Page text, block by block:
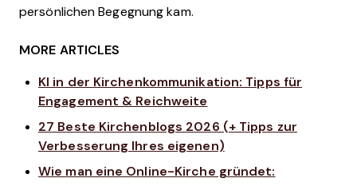
persönlichen Begegnung kam.
MORE ARTICLES
KI in der Kirchenkommunikation: Tipps für
Engagement & Reichweite
27 Beste Kirchenblogs 2026 (+ Tipps zur
Verbesserung Ihres eigenen)
Wie man eine Online-Kirche gründet: